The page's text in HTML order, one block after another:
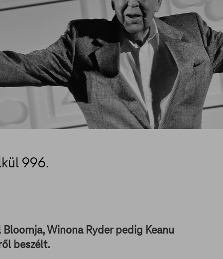
996.
Winona Ryder pedig Keanu
beszélt.